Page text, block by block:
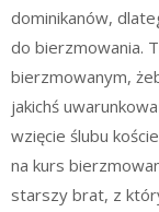
dominikanów,
do bierzmowania.
bierzmowanym,
jakichś
wzięcie ślubu
na kurs
starszy brat, z